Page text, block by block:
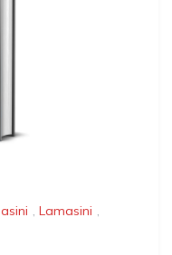
, Lamasini ,